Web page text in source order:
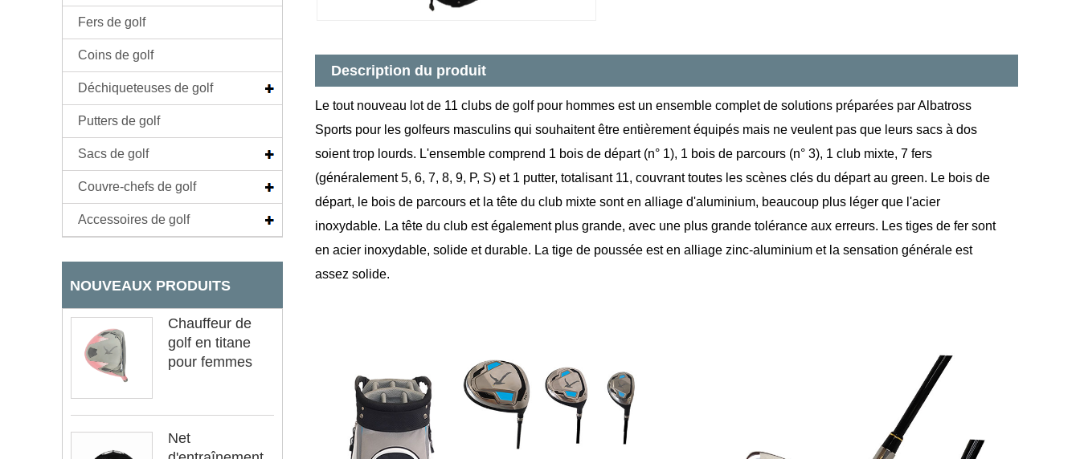
Fers de golf
Coins de golf
Déchiqueteuses de golf
Putters de golf
Sacs de golf
Couvre-chefs de golf
Accessoires de golf
NOUVEAUX PRODUITS
Chauffeur de
golf en titane
pour femmes
Net
Description du produit
Le tout nouveau lot de 11 clubs de golf pour hommes est un ensemble complet de solutions préparées par Albatross
Sports pour les golfeurs masculins qui souhaitent être entièrement équipés mais ne veulent pas que leurs sacs à dos
soient trop lourds. L'ensemble comprend 1 bois de départ (n° 1), 1 bois de parcours (n° 3), 1 club mixte, 7 fers
(généralement 5, 6, 7, 8, 9, P, S) et 1 putter, totalisant 11, couvrant toutes les scènes clés du départ au green. Le bois de
départ, le bois de parcours et la tête du club mixte sont en alliage d'aluminium, beaucoup plus léger que l'acier
inoxydable. La tête du club est également plus grande, avec une plus grande tolérance aux erreurs. Les tiges de fer sont
en acier inoxydable, solide et durable. La tige de poussée est en alliage zinc-aluminium et la sensation générale est
assez solide.